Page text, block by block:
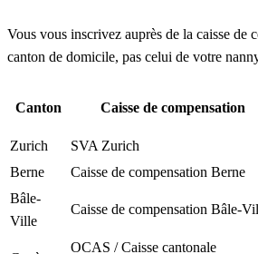
Vous vous inscrivez auprès de la caisse de
canton de domicile, pas celui de votre
Canton Caisse de compensation
Zurich
SVA Zurich
Berne
Caisse de compensation Berne
Bâle-
Ville
Caisse de compensation Bâle-
OCAS / Caisse cantonale